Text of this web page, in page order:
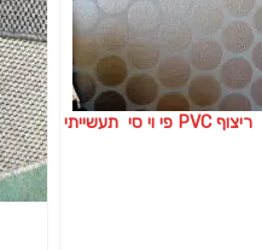
ריצוף PVC פי וי סי תעשייתי